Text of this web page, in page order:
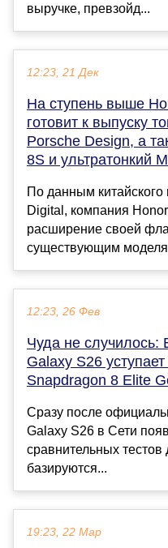
выручке, превзойд...
12:23, 21 Дек
На ступень выше
готовит к выпуску
Porsche Design, а
8S и ультратонкий
По данным
Digital, компания
расширение своей
существующим
12:23, 26 Фев
Чуда не случилось:
Galaxy S26
Snapdragon 8 Elite
Сразу после
Galaxy S26 в Cети
сравнительных
базируются...
19:23, 22 Мар